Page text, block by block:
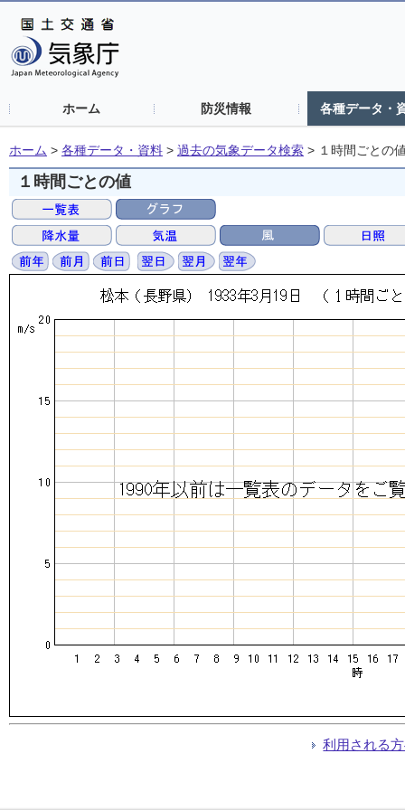
ホーム 防災情報 各種データ・
ホーム > 各種データ・資料 > 過去の気象データ検索 > １時間ごとの
１時間ごとの値
利用される